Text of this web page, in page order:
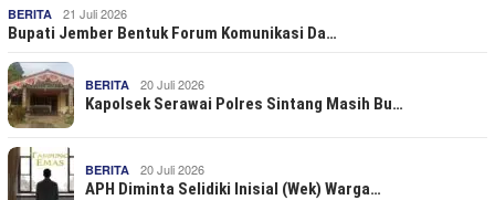
BERITA 21 Juli 2026
Bupati Jember Bentuk Forum Komunikasi Da…
BERITA 20 Juli 2026
Kapolsek Serawai Polres Sintang Masih Bu…
BERITA 20 Juli 2026
APH Diminta Selidiki Inisial (Wek) Warga…